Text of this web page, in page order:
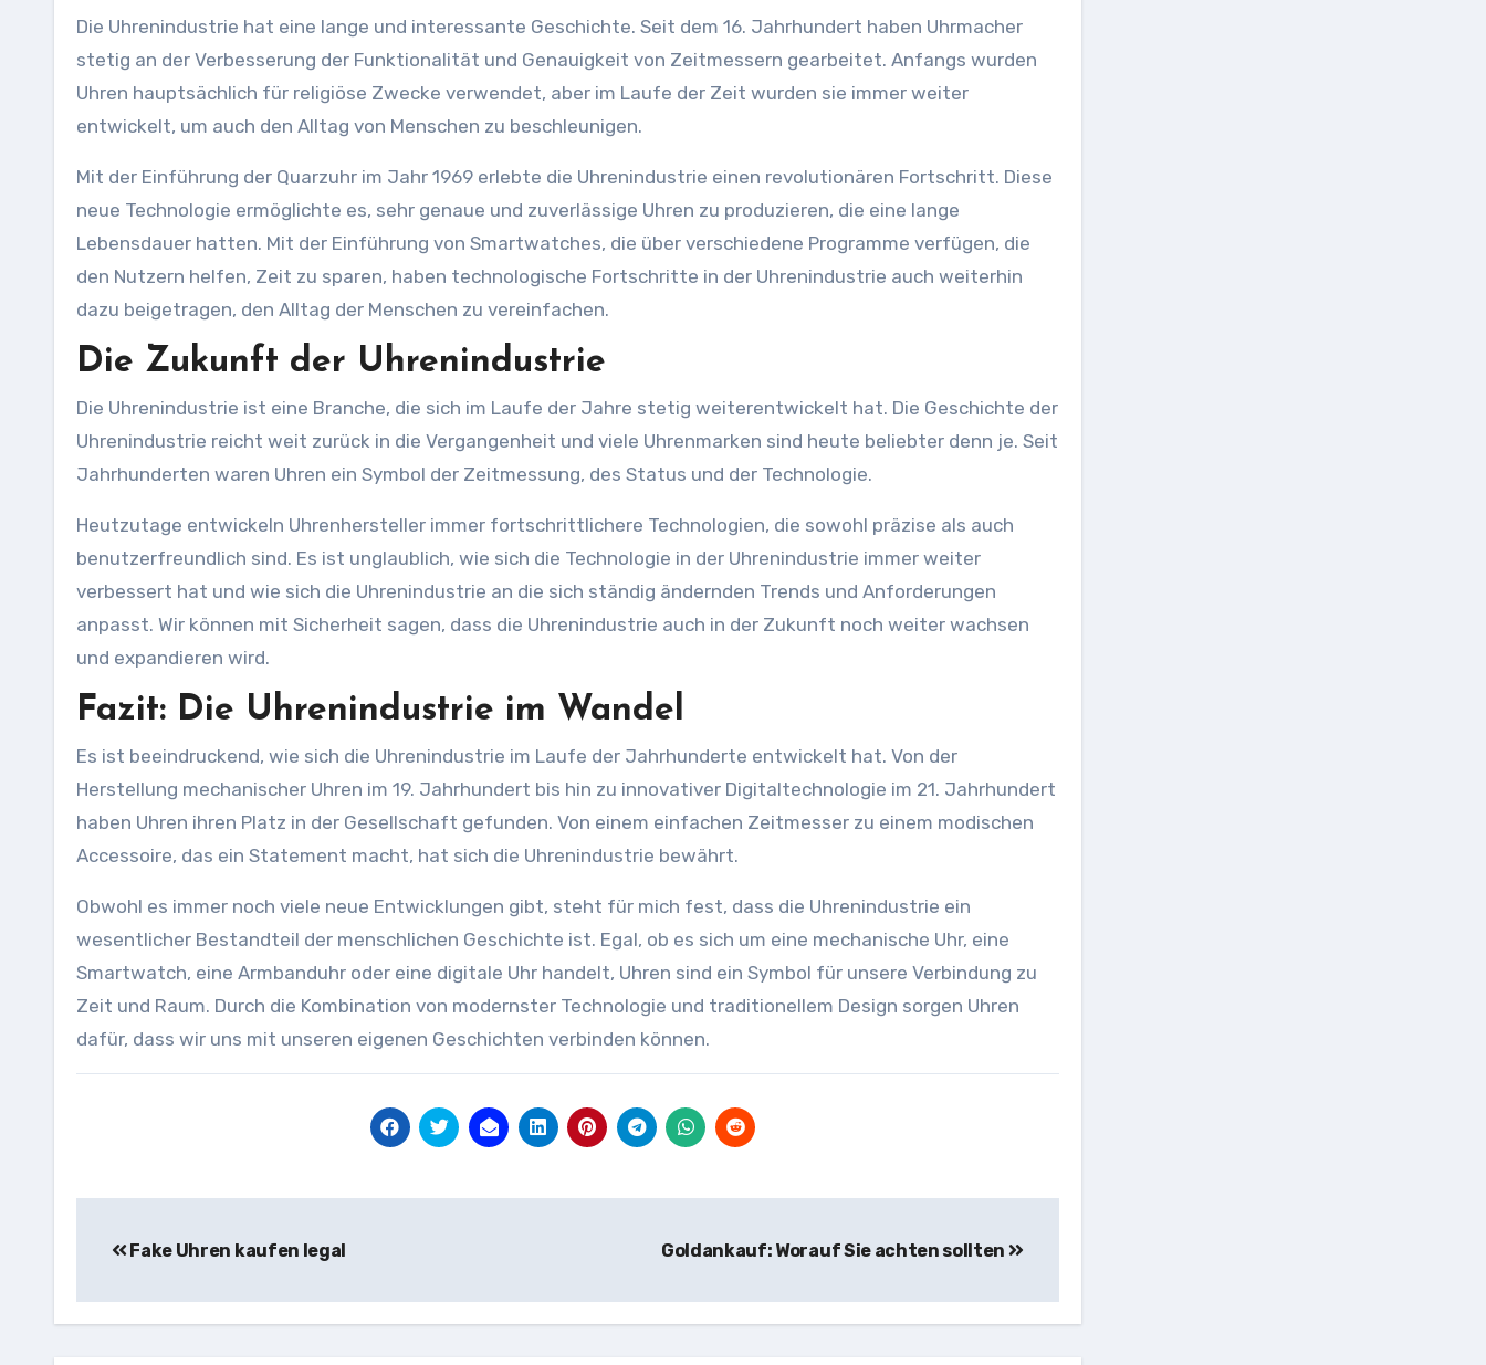
Die Uhrenindustrie hat eine lange und interessante Geschichte. Seit dem 16. Jahrhundert haben Uhrmacher
stetig an der Verbesserung der Funktionalität und Genauigkeit von Zeitmessern gearbeitet. Anfangs wurden
Uhren hauptsächlich für religiöse Zwecke verwendet, aber im Laufe der Zeit wurden sie immer weiter
entwickelt, um auch den Alltag von Menschen zu beschleunigen.
Mit der Einführung der Quarzuhr im Jahr 1969 erlebte die Uhrenindustrie einen revolutionären Fortschritt. Diese
neue Technologie ermöglichte es, sehr genaue und zuverlässige Uhren zu produzieren, die eine lange
Lebensdauer hatten. Mit der Einführung von Smartwatches, die über verschiedene Programme verfügen, die
den Nutzern helfen, Zeit zu sparen, haben technologische Fortschritte in der Uhrenindustrie auch weiterhin
dazu beigetragen, den Alltag der Menschen zu vereinfachen.
Die Zukunft der Uhrenindustrie
Die Uhrenindustrie ist eine Branche, die sich im Laufe der Jahre stetig weiterentwickelt hat. Die Geschichte der
Uhrenindustrie reicht weit zurück in die Vergangenheit und viele Uhrenmarken sind heute beliebter denn je. Seit
Jahrhunderten waren Uhren ein Symbol der Zeitmessung, des Status und der Technologie.
Heutzutage entwickeln Uhrenhersteller immer fortschrittlichere Technologien, die sowohl präzise als auch
benutzerfreundlich sind. Es ist unglaublich, wie sich die Technologie in der Uhrenindustrie immer weiter
verbessert hat und wie sich die Uhrenindustrie an die sich ständig ändernden Trends und Anforderungen
anpasst. Wir können mit Sicherheit sagen, dass die Uhrenindustrie auch in der Zukunft noch weiter wachsen
und expandieren wird.
Fazit: Die Uhrenindustrie im Wandel
Es ist beeindruckend, wie sich die Uhrenindustrie im Laufe der Jahrhunderte entwickelt hat. Von der
Herstellung mechanischer Uhren im 19. Jahrhundert bis hin zu innovativer Digitaltechnologie im 21. Jahrhundert
haben Uhren ihren Platz in der Gesellschaft gefunden. Von einem einfachen Zeitmesser zu einem modischen
Accessoire, das ein Statement macht, hat sich die Uhrenindustrie bewährt.
Obwohl es immer noch viele neue Entwicklungen gibt, steht für mich fest, dass die Uhrenindustrie ein
wesentlicher Bestandteil der menschlichen Geschichte ist. Egal, ob es sich um eine mechanische Uhr, eine
Smartwatch, eine Armbanduhr oder eine digitale Uhr handelt, Uhren sind ein Symbol für unsere Verbindung zu
Zeit und Raum. Durch die Kombination von modernster Technologie und traditionellem Design sorgen Uhren
dafür, dass wir uns mit unseren eigenen Geschichten verbinden können.
Fake Uhren kaufen legal Goldankauf: Worauf Sie achten sollten